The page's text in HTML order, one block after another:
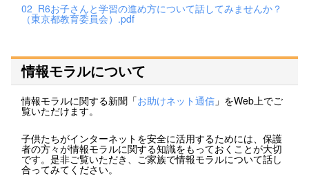
02_R6お子さんと学習の進め方について話してみませんか？
（東京都教育委員会）.pdf
情報モラルについて
情報モラルに関する新聞「お助けネット通信 」をWeb上でご
覧いただけます。
子供たちがインターネットを安全に活用するためには、保護
者の方々が情報モラルに関する知識をもっておくことが大切
です。是非ご覧いただき、ご家族で情報モラルについて話し
合ってみてください。